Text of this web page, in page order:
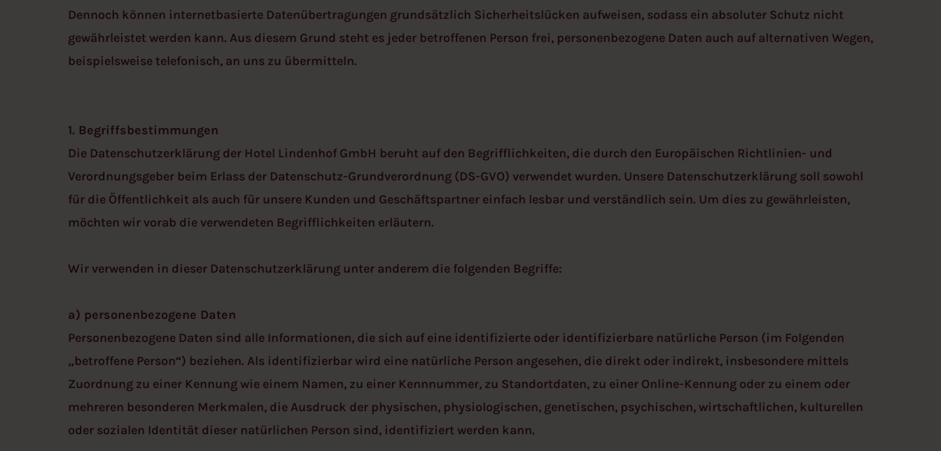
Dennoch können internetbasierte Datenübertragungen grundsätzlich Sicherheitslücken aufweisen, sodass ein absoluter Schutz nicht
gewährleistet werden kann. Aus diesem Grund steht es jeder betroffenen Person frei, personenbezogene Daten auch auf alternativen Wegen,
beispielsweise telefonisch, an uns zu übermitteln.
1. Begriffsbestimmungen
Die Datenschutzerklärung der Hotel Lindenhof GmbH beruht auf den Begrifflichkeiten, die durch den Europäischen Richtlinien- und
Verordnungsgeber beim Erlass der Datenschutz-Grundverordnung (DS-GVO) verwendet wurden. Unsere Datenschutzerklärung soll sowohl
für die Öffentlichkeit als auch für unsere Kunden und Geschäftspartner einfach lesbar und verständlich sein. Um dies zu gewährleisten,
möchten wir vorab die verwendeten Begrifflichkeiten erläutern.
Wir verwenden in dieser Datenschutzerklärung unter anderem die folgenden Begriffe:
a) personenbezogene Daten
Personenbezogene Daten sind alle Informationen, die sich auf eine identifizierte oder identifizierbare natürliche Person (im Folgenden
„betroffene Person“) beziehen. Als identifizierbar wird eine natürliche Person angesehen, die direkt oder indirekt, insbesondere mittels
Zuordnung zu einer Kennung wie einem Namen, zu einer Kennnummer, zu Standortdaten, zu einer Online-Kennung oder zu einem oder
mehreren besonderen Merkmalen, die Ausdruck der physischen, physiologischen, genetischen, psychischen, wirtschaftlichen, kulturellen
oder sozialen Identität dieser natürlichen Person sind, identifiziert werden kann.